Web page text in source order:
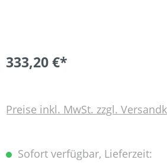
333,20 €*
Preise inkl. MwSt. zzgl.
Sofort verfügbar, Lieferzeit: